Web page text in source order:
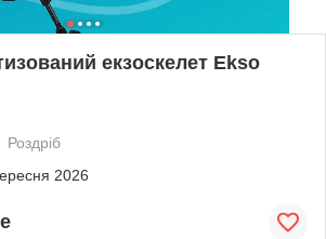
екзоскелет Ekso
Роздріб
2026